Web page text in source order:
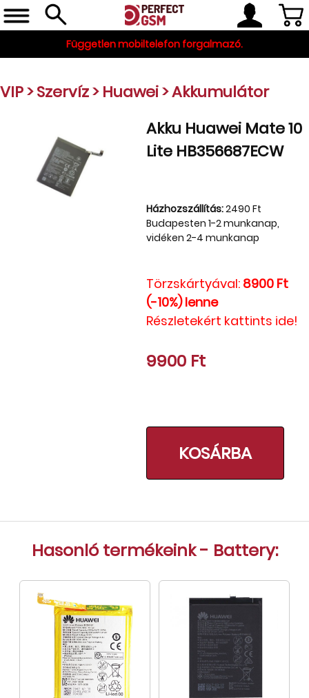
Független mobiltelefon forgalmazó.
VIP>Szervíz>Huawei>Akkumulátor
Akku Huawei Mate 10
Lite HB356687ECW
Házhozszállítás:2490 Ft
Budapesten 1-2 munkanap,
vidéken 2-4 munkanap
Törzskártyával: 8900 Ft
(-10%) lenne
Részletekért kattints ide!
9900 Ft
KOSÁRBA
Hasonló termékeink - Battery:
Telefon, tablet, okosóra
Cégünkről, elérhetőségek